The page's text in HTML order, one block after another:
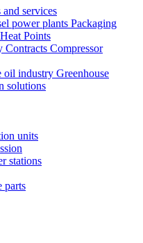
and services
power plants Packaging
Points
Contracts Compressor
oil industry Greenhouse
solutions
units
stations
parts